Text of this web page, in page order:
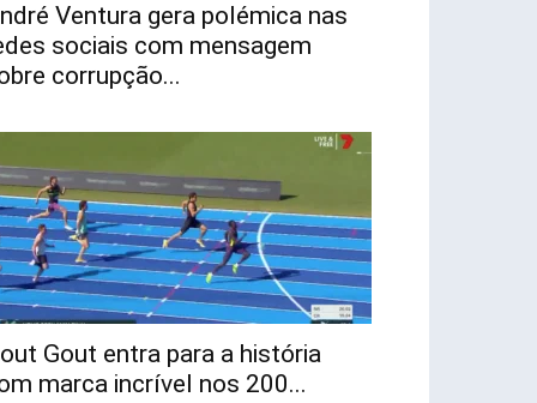
Ventura gera polémica nas
sociais com mensagem
corrupção...
Gout entra para a história
marca incrível nos 200...